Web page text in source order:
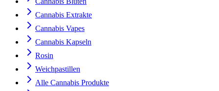
Cannabis Extrakte
Cannabis Vapes
Cannabis Kapseln
Rosin
Weichpastillen
Alle Cannabis Produkte